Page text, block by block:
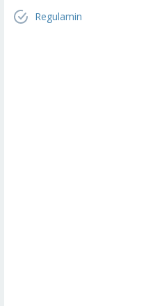
Regulamin